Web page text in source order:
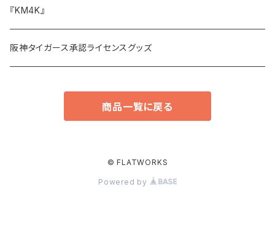
スウェット
バッグ
その他小物
サイドメニュー
『KM4K』
阪神タイガース承認ライセンスグッズ
商品一覧に戻る
© FLATWORKS
Powered by